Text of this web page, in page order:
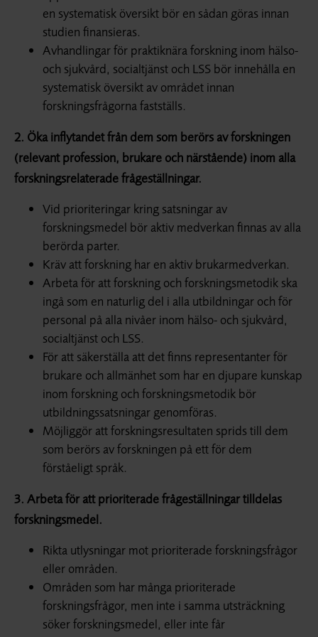
en systematisk översikt bör en sådan göras innan
studien finansieras.
Avhandlingar för praktiknära forskning inom hälso-
och sjukvård, socialtjänst och LSS bör innehålla en
systematisk översikt av området innan
forskningsfrågorna fastställs.
2. Öka inflytandet från dem som berörs av forskningen
(relevant profession, brukare och närstående) inom alla
forskningsrelaterade frågeställningar.
Vid prioriteringar kring satsningar av
forskningsmedel bör aktiv medverkan finnas av alla
berörda parter.
Kräv att forskning har en aktiv brukarmedverkan.
Arbeta för att forskning och forskningsmetodik ska
ingå som en naturlig del i alla utbildningar och för
personal på alla nivåer inom hälso- och sjukvård,
socialtjänst och LSS.
För att säkerställa att det finns representanter för
brukare och allmänhet som har en djupare kunskap
inom forskning och forskningsmetodik bör
utbildningssatsningar genomföras.
Möjliggör att forskningsresultaten sprids till dem
som berörs av forskningen på ett för dem
förståeligt språk.
3. Arbeta för att prioriterade frågeställningar tilldelas
forskningsmedel.
Rikta utlysningar mot prioriterade forskningsfrågor
eller områden.
Områden som har många prioriterade
forskningsfrågor, men inte i samma utsträckning
söker forskningsmedel, eller inte får